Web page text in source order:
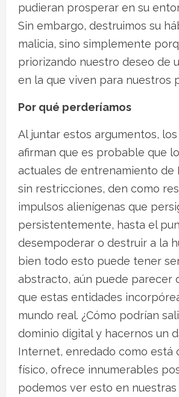
pudieran prosperar en su
Sin embargo, destruimos su
malicia, sino simplemente
priorizando nuestro deseo de
en la que viven para nuestros
Por qué perderíamos
Al juntar estos argumentos,
afirman que es probable que
actuales de entrenamiento de
sin restricciones, den como
impulsos alienígenas que
persistentemente, hasta el
desempoderar o destruir a la
bien todo esto puede tener
abstracto, aún puede parecer
que estas entidades
mundo real. ¿Cómo podrían
dominio digital y hacernos un
Internet, enredado como está
físico, ofrece innumerables
podemos ver esto en nuestras